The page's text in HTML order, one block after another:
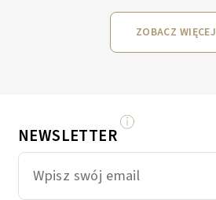
ZOBACZ WIĘCEJ
NEWSLETTER